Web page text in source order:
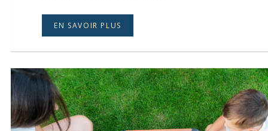
EN SAVOIR PLUS